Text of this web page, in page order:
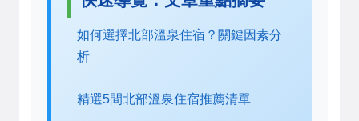
如何選擇北部溫泉住宿？關鍵因素分
析
精選5間北部溫泉住宿推薦清單